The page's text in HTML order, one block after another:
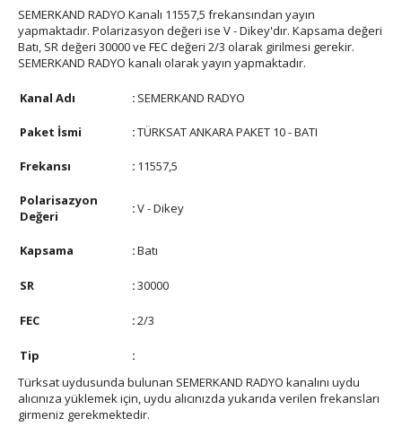
SEMERKAND RADYO Kanalı 11557,5 frekansından yayın
yapmaktadır. Polarizasyon değeri ise V - Dikey'dır. Kapsama değeri
Batı, SR değeri 30000 ve FEC değeri 2/3 olarak girilmesi gerekir.
SEMERKAND RADYO kanalı olarak yayın yapmaktadır.
Kanal Adı : SEMERKAND RADYO
Paket İsmi :TÜRKSAT ANKARA PAKET 10 - BATI
Frekansı : 11557,5
Polarisazyon
Değeri
:V - Dikey
Kapsama :Batı
SR :30000
FEC :2/3
Tip
:
Türksat uydusunda bulunan SEMERKAND RADYO kanalını uydu
alıcınıza yüklemek için, uydu alıcınızda yukarıda verilen frekansları
girmeniz gerekmektedir.